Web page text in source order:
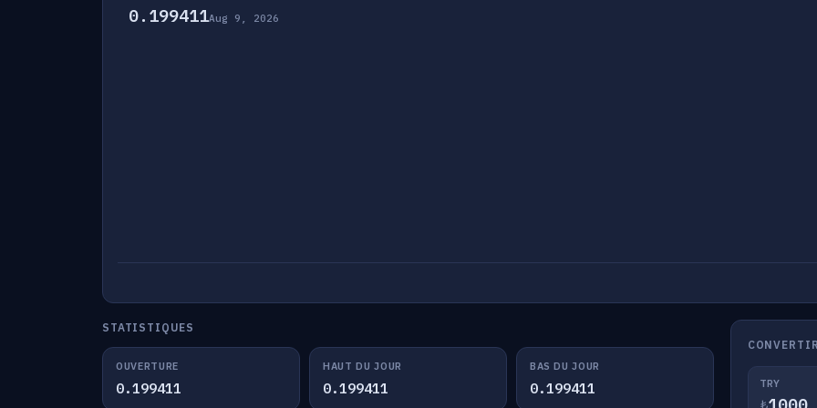
0.199411Aug 9, 2026
STATISTIQUES
OUVERTURE
0.199411
HAUT DU JOUR
0.199411
BAS DU JOUR
0.199411 TRY
₺